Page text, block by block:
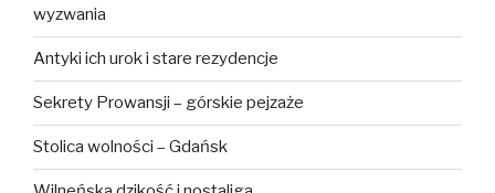
wyzwania
Antyki ich urok i stare rezydencje
Sekrety Prowansji – górskie pejzaże
Stolica wolności – Gdańsk